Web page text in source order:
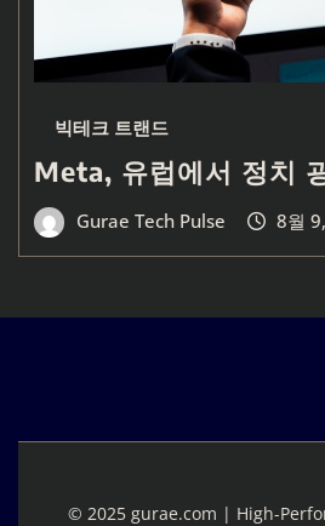
빅테크 트랜드
Meta, 유럽에서 정치
Gurae Tech Pulse 8월
© 2025 gurae.com | High-